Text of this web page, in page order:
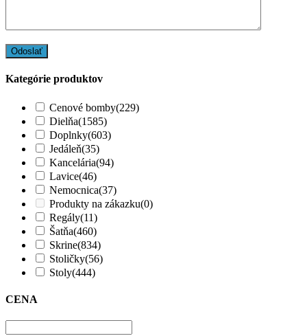
Kategórie produktov
Cenové bomby(229)
Dielňa(1585)
Doplnky(603)
Jedáleň(35)
Kancelária(94)
Lavice(46)
Nemocnica(37)
Produkty na zákazku(0)
Regály(11)
Šatňa(460)
Skrine(834)
Stoličky(56)
Stoly(444)
CENA